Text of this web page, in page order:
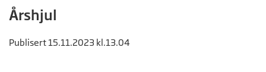
Årshjul
Publisert 15.11.2023 kl.13.04